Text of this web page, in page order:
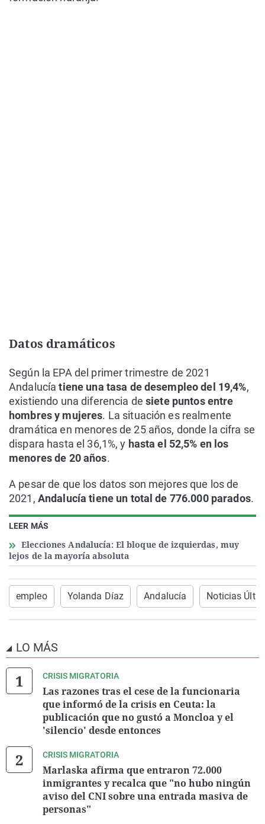
LEER MÁS
Elecciones Andalucía: El bloque de izquierdas, muy
lejos de la mayoría absoluta
Datos dramáticos
Según la EPA del primer trimestre de 2021
Andalucíatiene una tasa de desempleo del 19,4%,
existiendo una diferencia desiete puntos entre
hombres y mujeres. La situación es realmente
dramática en menores de 25 años, donde la cifra se
dispara hasta el 36,1%, y hasta el 52,5% en los
menores de 20 años.
A pesar de que los datos son mejores que los de
2021, Andalucía tiene un total de 776.000 parados.
empleo Yolanda Díaz Andalucía Noticias
LO MÁS
CRISIS MIGRATORIA
Las razones tras el cese de la funcionaria
que informó de la crisis en Ceuta: la
publicación que no gustó a Moncloa y el
'silencio' desde entonces
CRISIS MIGRATORIA
Marlaska afirma que entraron 72.000
inmigrantes y recalca que "no hubo ningún
aviso del CNI sobre una entrada masiva de
personas"